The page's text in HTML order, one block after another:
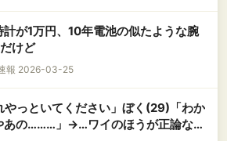
が1万円、10年電池の似たような腕
けど
報 2026-03-25
っといてください」ぼく(29)「わか
あの………」→…ワイのほうが正論なん